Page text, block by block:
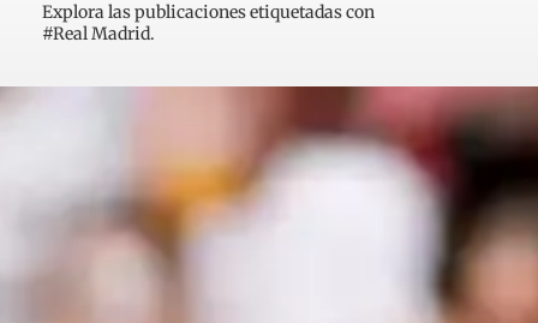
Explora las publicaciones etiquetadas con
#Real Madrid.